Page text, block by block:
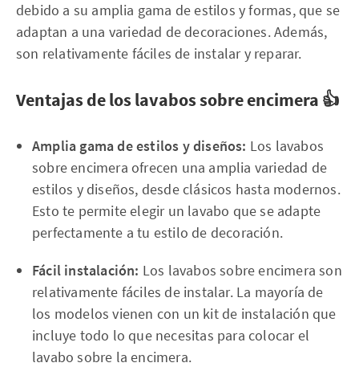
debido a su amplia gama de estilos y formas, que se
adaptan a una variedad de decoraciones. Además,
son relativamente fáciles de instalar y reparar.
Ventajas de los lavabos sobre encimera 👍
Amplia gama de estilos y diseños: Los lavabos
sobre encimera ofrecen una amplia variedad de
estilos y diseños, desde clásicos hasta modernos.
Esto te permite elegir un lavabo que se adapte
perfectamente a tu estilo de decoración.
Fácil instalación: Los lavabos sobre encimera son
relativamente fáciles de instalar. La mayoría de
los modelos vienen con un kit de instalación que
incluye todo lo que necesitas para colocar el
lavabo sobre la encimera.